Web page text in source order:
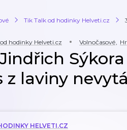
Tik Talk od hodinky Helveti.cz
hodinky Helveti.cz Volnočasové,
Jindřich
z laviny
HELVETI.CZ